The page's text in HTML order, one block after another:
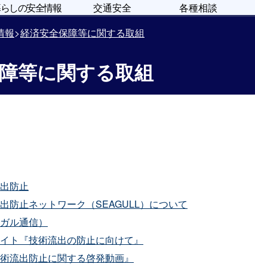
しの安全情報 交通安全 各種相談
報 経済安全保障等に関する取組
等に関する取組
防止
防止ネットワーク（SEAGULL）について
ル通信）
ト『技術流出の防止に向けて』
流出防止に関する啓発動画』